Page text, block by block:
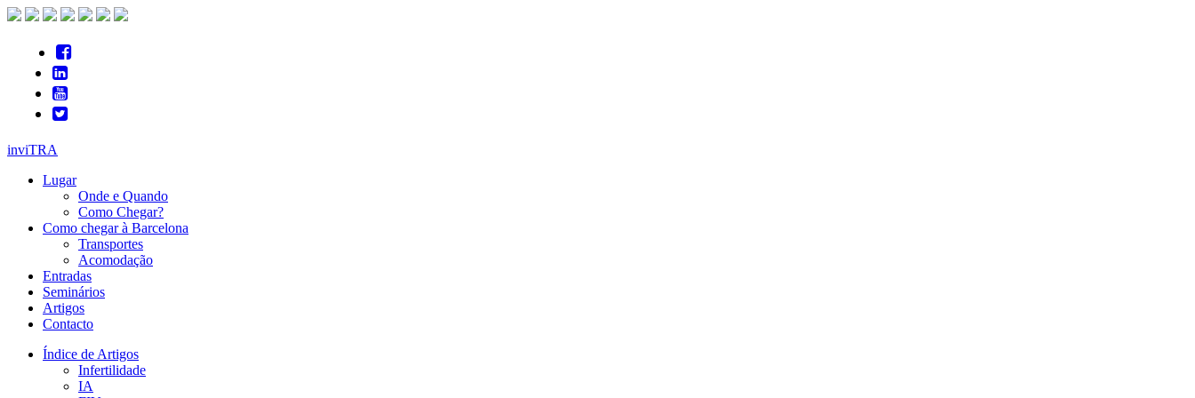
inviTRA
Lugar
Onde e Quando
Como Chegar?
Como chegar à Barcelona
Transportes
Acomodação
Entradas
Seminários
Artigos
Contacto
Índice de Artigos
Infertilidade
IA